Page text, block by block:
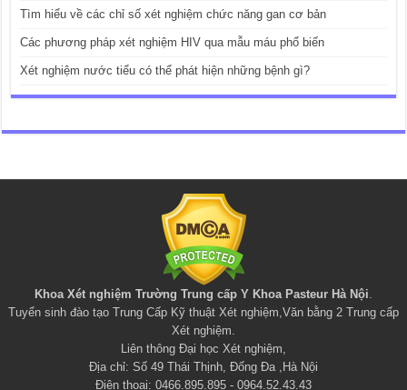
Tìm hiểu về các chỉ số xét nghiệm chức năng gan cơ bản
Các phương pháp xét nghiệm HIV qua mẫu máu phổ biến
Xét nghiệm nước tiểu có thể phát hiện những bệnh gì?
Khoa Xét nghiệm Trường Trung cấp Y Khoa Pasteur Hà Nội
Tuyển sinh đào tạo Trung Cấp Kỹ thuật Xét nghiệm Văn bằng 2 Trung cấp
Xét nghiệm
Liên thông Đại học Xét nghiệm
Địa chỉ: Số 49 Thái Thịnh, Đống Đa ,Hà Nội
Điện thoại: 0466.895.895 - 0964.52.43.43